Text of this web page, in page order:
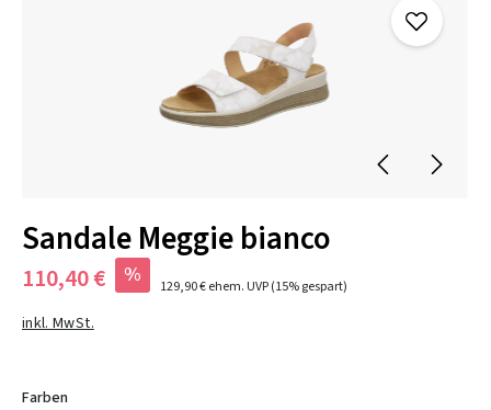
Sandale Meggie bianco
110,40 € % 129,90 €ehem. UVP(15% gespart)
inkl. MwSt.
Farben